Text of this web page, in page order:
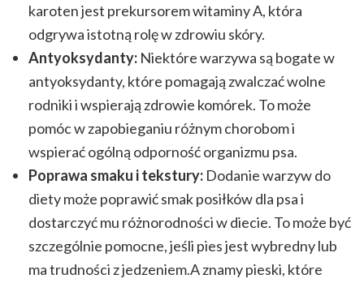
karoten jest prekursorem witaminy A, która
odgrywa istotną rolę w zdrowiu skóry.
Antyoksydanty: Niektóre warzywa są bogate w
antyoksydanty, które pomagają zwalczać wolne
rodniki i wspierają zdrowie komórek. To może
pomóc w zapobieganiu różnym chorobom i
wspierać ogólną odporność organizmu psa.
Poprawa smaku i tekstury: Dodanie warzyw do
diety może poprawić smak posiłków dla psa i
dostarczyć mu różnorodności w diecie. To może być
szczególnie pomocne, jeśli pies jest wybredny lub
ma trudności z jedzeniem.A znamy pieski, które